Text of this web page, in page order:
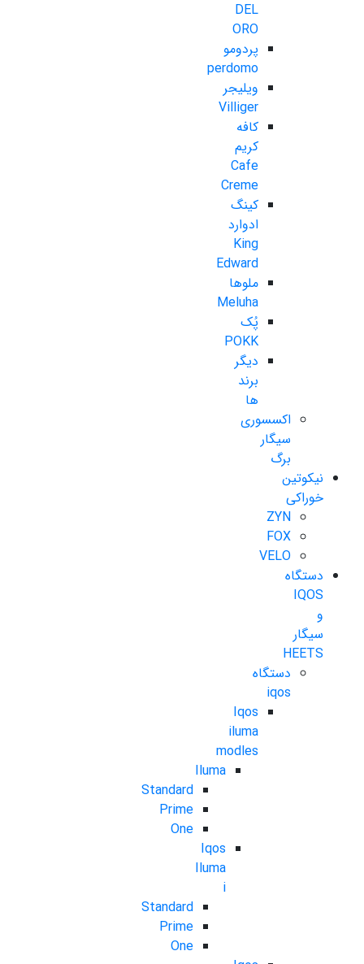
DEL
ORO
پردومو
perdomo
ویلیجر
Villiger
کافه
کریم
Cafe
Creme
کینگ
ادوارد
King
Edward
ملوها
Meluha
پُک
POKK
دیگر
برند
ها
اکسسوری
سیگار
برگ
نیکوتین
خوراکی
ZYN
FOX
VELO
دستگاه
IQOS
و
سیگار
HEETS
دستگاه
iqos
Iqos
iluma
modles
Iluma
Standard
Prime
One
Iqos
Iluma
i
Standard
Prime
One